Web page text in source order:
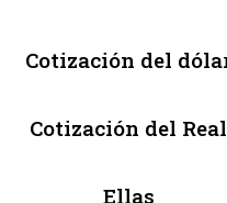
Cotización del
Cotización del Real
Ellas